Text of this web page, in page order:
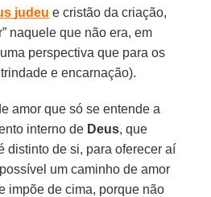
judeu e cristão da criação,
naquele que não era, em
perspectiva que para os
e encarnação).
amor que só se entende a
interno de Deus, que
distinto de si, para oferecer aí
um caminho de amor
impõe de cima, porque não